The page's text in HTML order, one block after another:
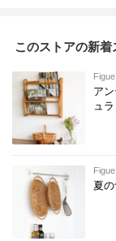
このストアの新
Figue
ア
ュ
Figue
夏